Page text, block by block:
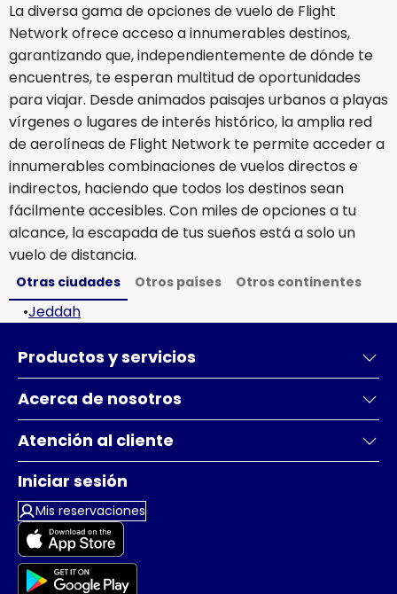
La diversa gama de opciones de vuelo de Flight
Network ofrece acceso a innumerables destinos,
garantizando que, independientemente de dónde te
encuentres, te esperan multitud de oportunidades
para viajar. Desde animados paisajes urbanos a playas
vírgenes o lugares de interés histórico, la amplia red
de aerolíneas de Flight Network te permite acceder a
innumerables combinaciones de vuelos directos e
indirectos, haciendo que todos los destinos sean
fácilmente accesibles. Con miles de opciones a tu
alcance, la escapada de tus sueños está a solo un
vuelo de distancia.
Otras ciudades Otros países Otros continentes
•Jeddah
Productos y servicios
Acerca de nosotros
Atención al cliente
Iniciar sesión
Mis reservaciones